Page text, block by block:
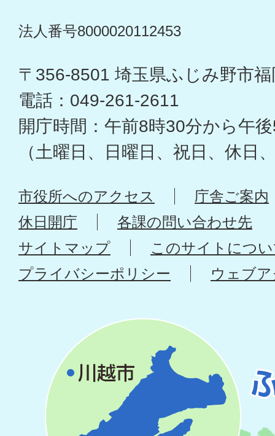
法人番号8000020112453
〒356-8501 埼玉県ふじみ野市
電話：049-261-2611
開庁時間：午前8時30分から午
（土曜日、日曜日、祝日、休日
市役所へのアクセス
庁舎ご案内
休日開庁
各課の問い合わせ先
サイトマップ
このサイトにつ
プライバシーポリシー
ウェブ